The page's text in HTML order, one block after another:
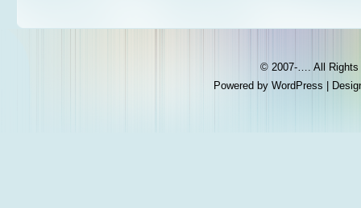
© 2007-…. All
Powered by WordPress |